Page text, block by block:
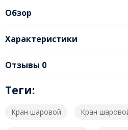
Обзор
Характеристики
Отзывы 0
Теги:
Кран шаровой Кран